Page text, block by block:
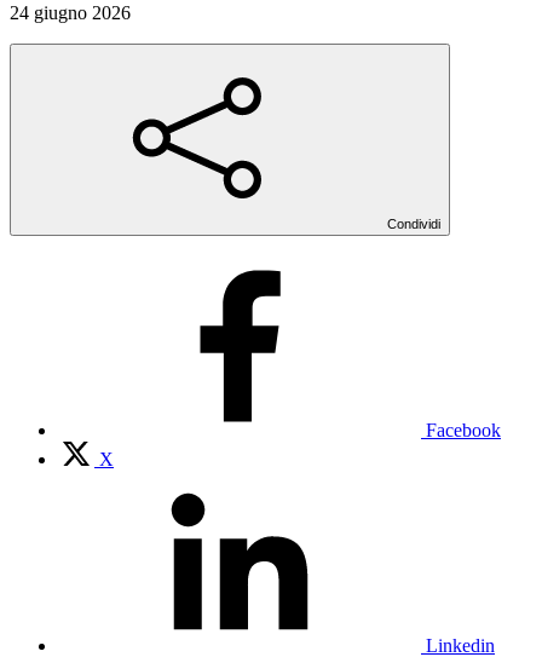
24 giugno 2026
Condividi
Facebook
X
Linkedin